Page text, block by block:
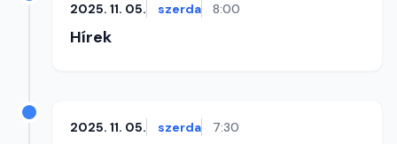
2025. 11. 05. szerda 8:00
Hírek
2025. 11. 05. szerda 7:30